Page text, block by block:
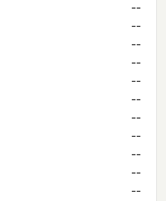
--
--
--
--
--
--
--
--
--
--
--